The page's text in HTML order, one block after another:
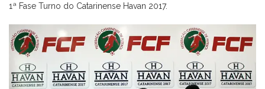
1ª Fase Turno do Catarinense Havan 2017.